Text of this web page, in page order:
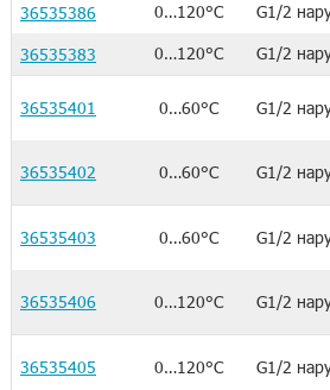
36535386 0…120°C G1/2
36535383 0…120°C G1/2
36535401 0…60°C G1/2
36535402 0…60°C G1/2
36535403 0…60°C G1/2
36535406 0…120°C G1/2
36535405 0…120°C G1/2